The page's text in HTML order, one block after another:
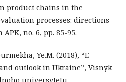
product chains in the
processes: directions
no. 6, pp. 85-95.
Ye.M. (2018), “E-
outlook in Ukraine”, Visnyk